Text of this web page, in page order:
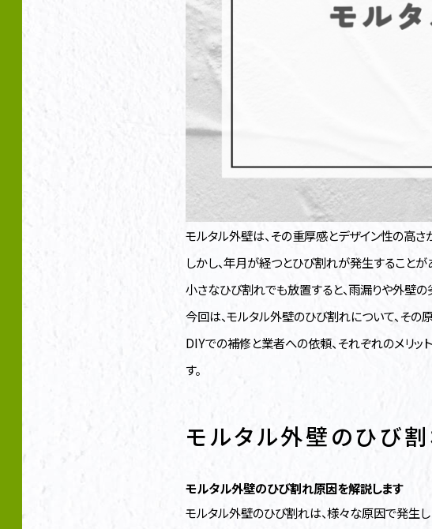
モルタル外壁は、その重厚感とデザイン性の高さ
しかし、年月が経つとひび割れが発生することが
小さなひび割れでも放置すると、雨漏りや外壁
今回は、モルタル外壁のひび割れについて、その
DIYでの補修と業者への依頼、それぞれのメリッ
す。
モルタル外壁のひび
モルタル外壁のひび割れ原因を解説します
モルタル外壁のひび割れは、様々な原因で発生し